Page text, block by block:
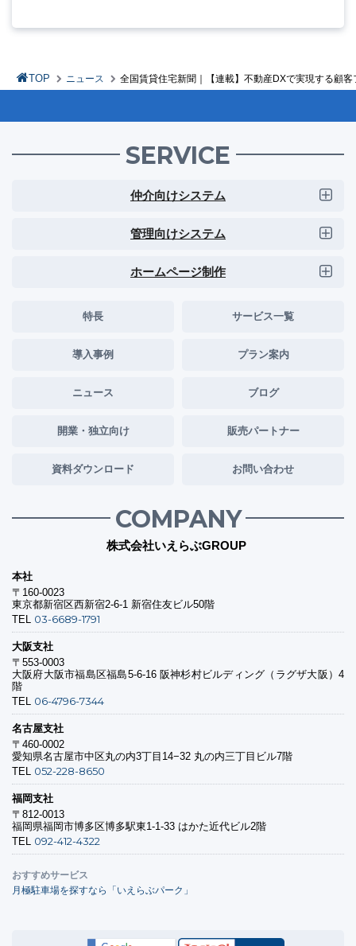
TOP ニュース 全国賃貸住宅新聞｜【連載】不動産DXで実現する顧
SERVICE
仲介向けシステム
管理向けシステム
ホームページ制作
特長 サービス一覧
導入事例 プラン案内
ニュース ブログ
開業・独立向け 販売パートナー
資料ダウンロード お問い合わせ
COMPANY
株式会社いえらぶGROUP
本社
〒160-0023
東京都新宿区西新宿2-6-1 新宿住友ビル50階
TEL 03-6689-1791
大阪支社
〒553-0003
大阪府大阪市福島区福島5-6-16 阪神杉村ビルディング（ラグザ大阪）4
階
TEL 06-4796-7344
名古屋支社
〒460-0002
愛知県名古屋市中区丸の内3丁目14−32 丸の内三丁目ビル7階
TEL 052-228-8650
福岡支社
〒812-0013
福岡県福岡市博多区博多駅東1-1-33 はかた近代ビル2階
TEL 092-412-4322
おすすめサービス
月極駐車場を探すなら「いえらぶパーク」